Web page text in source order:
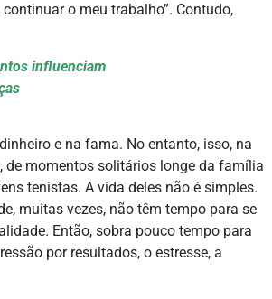
o meu trabalho”. Contudo,
influenciam
e na fama. No entanto, isso, na
de momentos solitários longe da família
tenistas. A vida deles não é simples.
muitas vezes, não têm tempo para se
Então, sobra pouco tempo para
por resultados, o estresse, a